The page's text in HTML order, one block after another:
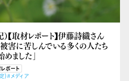
【取材レポート】伊藤詩織さん
害に苦しんでいる多くの人たち
ました」
ポート
）#メディア